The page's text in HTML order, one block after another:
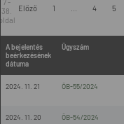
38.
Előző 1 4 5
A bejelentés
beérkezésének
dátuma
Ügyszám
2024. 11. 21 ÖB-55/2024
2024. 11. 20 ÖB-54/2024